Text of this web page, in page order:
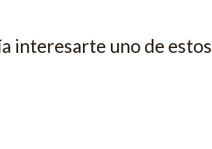
interesarte uno de estos